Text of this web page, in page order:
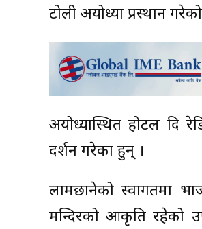
टोली अयोध्या प्रस्थान
अयोध्यास्थित होटल दि
दर्शन गरेका हुन् ।
लामछानेको स्वागतमा
मन्दिरको आकृति रहेको